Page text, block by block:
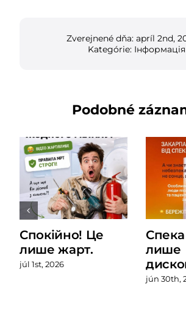
Zverejnené dňa: apríl 2nd,
Kategórie: Інформація
Podobné
Спокійно! Це
лише жарт.
júl 1st, 2026
лише
jún 30th,